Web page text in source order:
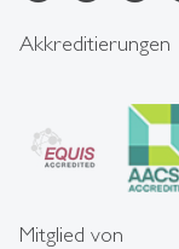
Akkreditierungen
Mitglied von